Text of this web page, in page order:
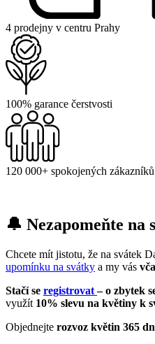
4 prodejny v centru Prahy
100% garance čerstvosti
120 000+ spokojených zákazníků
🔔 Nezapomeňte na
Chcete mít jistotu, že na svátek
upomínku na svátky a my vás
Stačí se registrovat– o zbytek
využít 10% slevu na květiny k
Objednejte rozvoz květin 365